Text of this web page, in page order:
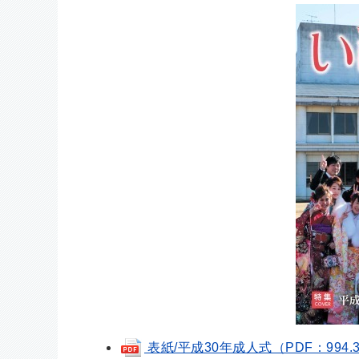
表紙/平成30年成人式（PDF：